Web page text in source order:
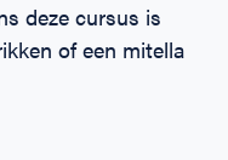
deze cursus is
of een mitella